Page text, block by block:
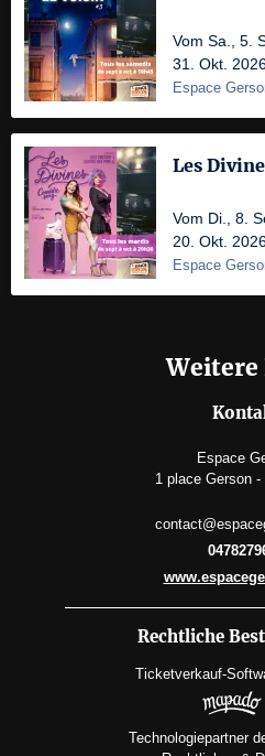
Vom Sa., 5.
31. Okt.
Espace
Les
Vom Di., 8.
20. Okt.
Espace
Espace
1 place Gerson -
Rechtliche
Ticketverkauf-
Technologiepartner